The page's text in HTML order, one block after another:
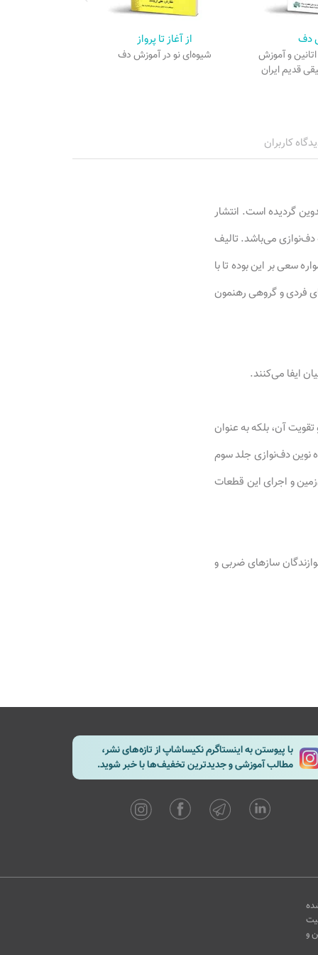
دف
و آموزش
قدیم ایران
از آغاز تا پرواز
شیوه‌ای نو در آموزش دف
کاربران
گردیده است. انتشار
دف‌نوازی می‌باشد. تالیف
سعی بر این بوده تا با
فردی و گروهی رهنمون
آن، بلکه به عنوان
نوین دف‌نوازی جلد سوم
و اجرای این قطعات
سازهای ضربی و
با پیوستن به اینستاگرم نکیساشاپ از تازه‌های نشر،
مطالب آموزشی و جدیدترین تخفیف‌ها با خبر شوید.
و